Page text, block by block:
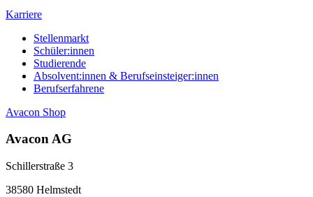
Karriere
Stellenmarkt
Schüler:innen
Studierende
Absolvent:innen & Berufseinsteiger:innen
Berufserfahrene
Avacon Shop
Avacon AG
Schillerstraße 3
38580 Helmstedt